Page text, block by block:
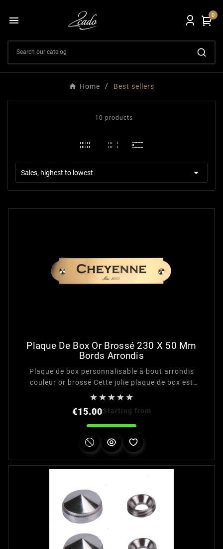
 0
Home Best sellers
10 products
Sales, highest to lowest 
Plaque De Box Or Brossé 230 X 50 Mm
Bords Arrondis
Plaque de box personnalisable à bout arrondis
couleur or brossé Cette jolie plaque de box est
personnalisable sur 2 lignes en cliquant sur l'onglet
    
€15.00Starting from